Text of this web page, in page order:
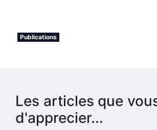
Publications
Les articles que
d'apprecier...